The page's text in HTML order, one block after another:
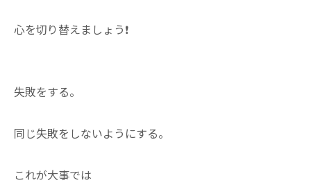
心を切り替えましょう❗
失敗をする。
同じ失敗をしないようにする。
これが大事では